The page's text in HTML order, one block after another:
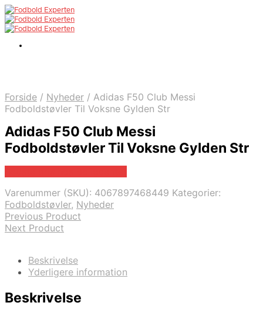
Forside / Nyheder / Adidas F50 Club Messi
Fodboldstøvler Til Voksne Gylden Str
Adidas F50 Club Messi
Fodboldstøvler Til Voksne Gylden Str
Varenummer (SKU): 4067897468449 Kategorier:
Fodboldstøvler, Nyheder
Previous Product
Next Product
Beskrivelse
Yderligere information
Beskrivelse